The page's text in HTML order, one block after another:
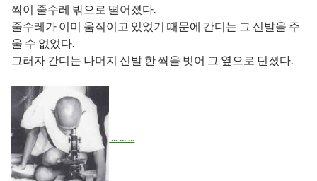
짝이 줄수레 밖으로 떨어졌다.
줄수레가 이미 움직이고 있었기 때문에 간디는 그 신발을 주
울 수 없었다.
그러자 간디는 나머지 신발 한 짝을 벗어 그 옆으로 던졌다.